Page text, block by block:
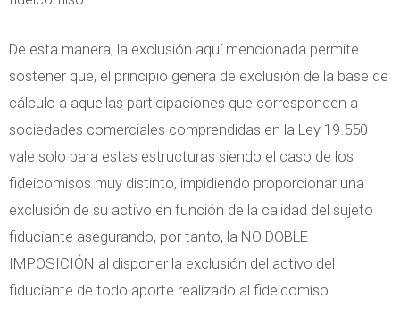
De esta manera, la exclusión aquí mencionada permite
sostener que, el principio genera de exclusión de la base de
cálculo a aquellas participaciones que corresponden a
sociedades comerciales comprendidas en la Ley 19.550
vale solo para estas estructuras siendo el caso de los
fideicomisos muy distinto, impidiendo proporcionar una
exclusión de su activo en función de la calidad del sujeto
fiduciante asegurando, por tanto, la NO DOBLE
IMPOSICIÓN al disponer la exclusión del activo del
fiduciante de todo aporte realizado al fideicomiso.